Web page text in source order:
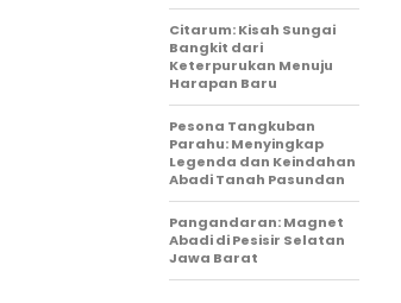
Citarum: Kisah Sungai
Bangkit dari
Keterpurukan Menuju
Harapan Baru
Pesona Tangkuban
Parahu: Menyingkap
Legenda dan Keindahan
Abadi Tanah Pasundan
Pangandaran: Magnet
Abadi di Pesisir Selatan
Jawa Barat